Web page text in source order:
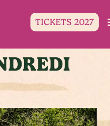
TICKETS 2027